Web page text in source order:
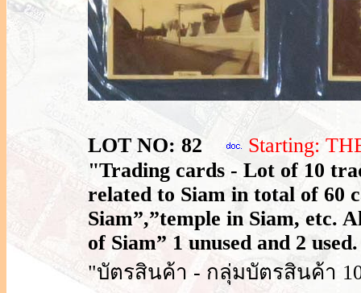
LOT NO: 82
Starting:
"Trading cards - Lot of 10
related to Siam in total of 60
Siam”,”temple in Siam, etc.
of Siam” 1 unused and 2
"บัตรสินค้า - กลุ่มบัตรสินค้า